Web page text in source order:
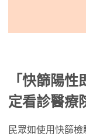
「快篩陽
定看診醫療
民眾如使用快篩